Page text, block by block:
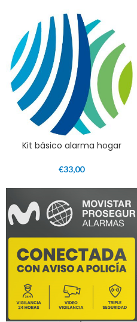
Kit básico alarma hogar
€33,00